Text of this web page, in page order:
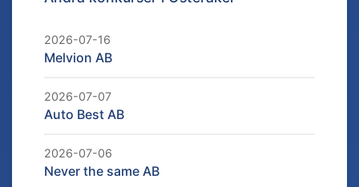
2026-07-16
Melvion AB
2026-07-07
Auto Best AB
2026-07-06
Never the same AB